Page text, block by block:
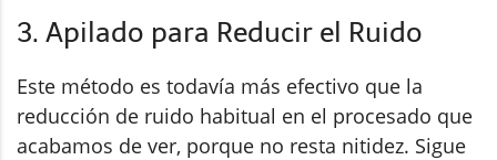
3. Apilado para Reducir el Ruido
Este método es todavía más efectivo que la
reducción de ruido habitual en el procesado que
acabamos de ver, porque no resta nitidez. Sigue